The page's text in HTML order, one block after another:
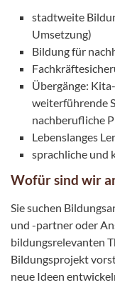
stadtweite
Umsetzung)
Bildung für
Übergänge:
weiterführende
nachberufliche
Lebenslanges
sprachliche und
Wofür sind wir
Sie suchen
und -partner oder
bildungsrelevanten
Bildungsprojekt
neue Ideen